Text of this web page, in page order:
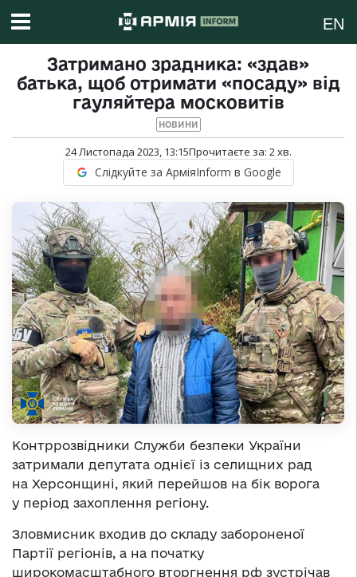
EN
Затримано зрадника: «здав»
батька, щоб отримати «посаду» від
гауляйтера московитів
НОВИНИ
24 Листопада 2023, 13:15Прочитаєте за: 2хв.
Слідкуйте за АрміяInform в Google
Контррозвідники Служби безпеки України
затримали депутата однієї із селищних рад
на Херсонщині, який перейшов на бік ворога
у період захоплення регіону.
Зловмисник входив до складу забороненої
Партії регіонів, а на початку
широкомасштабного вторгнення рф зустрічав